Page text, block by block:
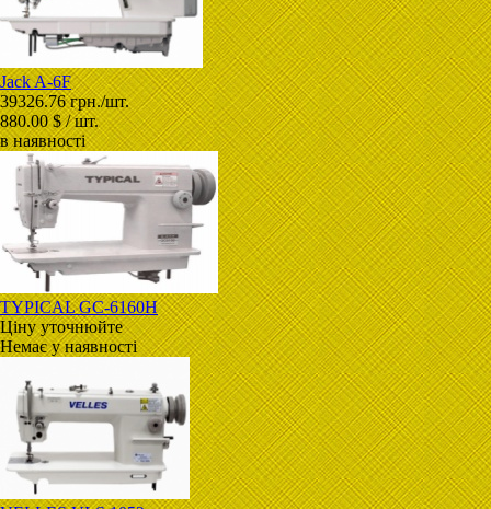
Jack A-6F
39326.76 грн./шт.
880.00 $ / шт.
в наявності
TYPICAL GC-6160H
Ціну уточнюйте
Немає у наявності